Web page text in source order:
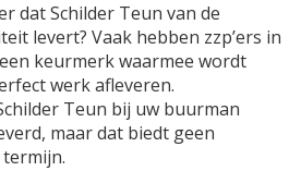
dat Schilder Teun van de
levert? Vaak hebben zzp’ers in
keurmerk waarmee wordt
werk afleveren.
Teun bij uw buurman
maar dat biedt geen